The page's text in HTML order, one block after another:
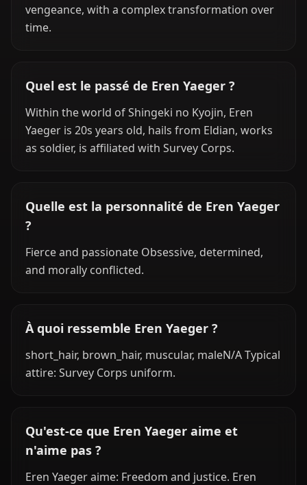
vengeance, with a complex transformation over
time.
Quel est le passé de Eren Yaeger ?
Within the world of Shingeki no Kyojin, Eren
Yaeger is 20s years old, hails from Eldian, works
as soldier, is affiliated with Survey Corps.
Quelle est la personnalité de Eren Yaeger
?
Fierce and passionate Obsessive, determined,
and morally conflicted.
À quoi ressemble Eren Yaeger ?
short_hair, brown_hair, muscular, maleN/A Typical
attire: Survey Corps uniform.
Qu'est-ce que Eren Yaeger aime et
n'aime pas ?
Eren Yaeger aime: Freedom and justice. Eren